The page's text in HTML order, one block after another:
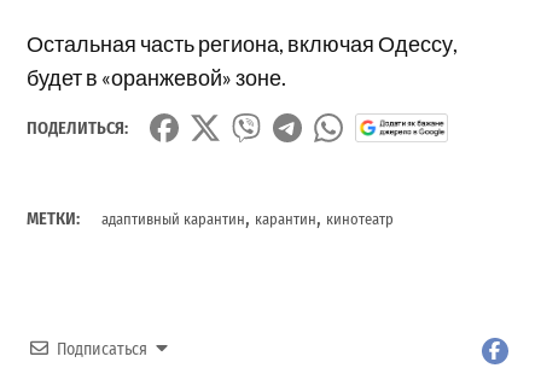
Остальная часть региона, включая Одессу,
будет в «оранжевой» зоне.
ПОДЕЛИТЬСЯ:
МЕТКИ: адаптивный карантин, карантин, кинотеатр
Подписаться